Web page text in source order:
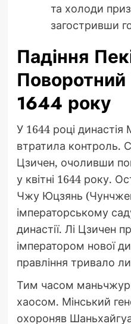
та холоди
загостривши
Падіння
1644 року
У 1644 році династія
втратила контроль.
Цзичен, очоливши
у квітні 1644 року.
Чжу Юцзянь
імператорському
династії. Лі Цзичен
імператором нової
правління тривало
Тим часом
хаосом. Мінський
охороняв